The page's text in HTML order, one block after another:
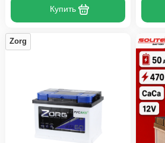
Купить
Zorg